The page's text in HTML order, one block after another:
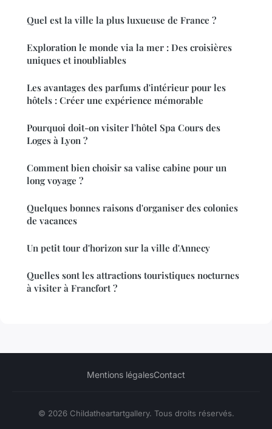
Quel est la ville la plus luxueuse de France ?
Exploration le monde via la mer : Des croisières
uniques et inoubliables
Les avantages des parfums d'intérieur pour les
hôtels : Créer une expérience mémorable
Pourquoi doit-on visiter l'hôtel Spa Cours des
Loges à Lyon ?
Comment bien choisir sa valise cabine pour un
long voyage ?
Quelques bonnes raisons d'organiser des colonies
de vacances
Un petit tour d'horizon sur la ville d'Annecy
Quelles sont les attractions touristiques nocturnes
à visiter à Francfort ?
Mentions légalesContact
© 2026 Childatheartartgallery. Tous droits réservés.